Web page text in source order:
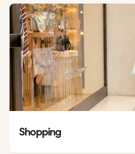
Shopping